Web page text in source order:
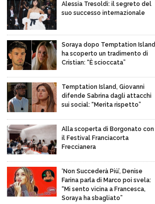
Alessia Tresoldi: il segreto del
suo successo internazionale
Soraya dopo Temptation Island
ha scoperto un tradimento di
Cristian: “È scioccata”
Temptation Island, Giovanni
difende Sabrina dagli attacchi
sui social: “Merita rispetto”
Alla scoperta di Borgonato con
il Festival Franciacorta
Freccianera
‘Non Succederà Più’, Denise
Farina parla di Marco poi svela:
“Mi sento vicina a Francesca,
Soraya ha sbagliato”